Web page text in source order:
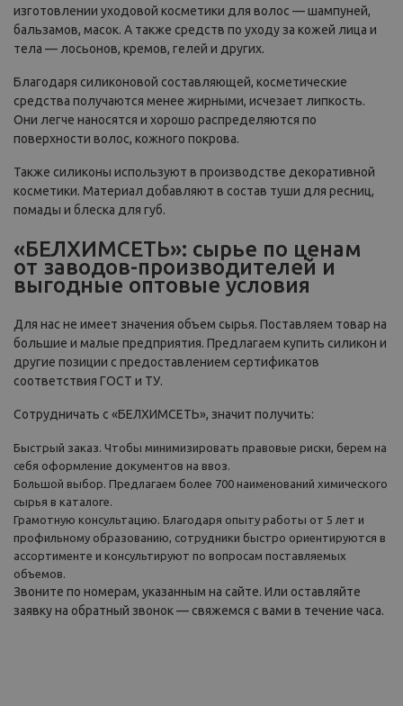
изготовлении уходовой косметики для волос — шампуней,
бальзамов, масок. А также средств по уходу за кожей лица и
тела — лосьонов, кремов, гелей и других.
Благодаря силиконовой составляющей, косметические
средства получаются менее жирными, исчезает липкость.
Они легче наносятся и хорошо распределяются по
поверхности волос, кожного покрова.
Также силиконы используют в производстве декоративной
косметики. Материал добавляют в состав туши для ресниц,
помады и блеска для губ.
«БЕЛХИМСЕТЬ»: сырье по ценам
от заводов-производителей и
выгодные оптовые условия
Для нас не имеет значения объем сырья. Поставляем товар на
большие и малые предприятия. Предлагаем купить силикон и
другие позиции с предоставлением сертификатов
соответствия ГОСТ и ТУ.
Сотрудничать с «БЕЛХИМСЕТЬ», значит получить:
Быстрый заказ. Чтобы минимизировать правовые риски, берем на
себя оформление документов на ввоз.
Большой выбор. Предлагаем более 700 наименований химического
сырья в каталоге.
Грамотную консультацию. Благодаря опыту работы от 5 лет и
профильному образованию, сотрудники быстро ориентируются в
ассортименте и консультируют по вопросам поставляемых
объемов.
Звоните по номерам, указанным на сайте. Или оставляйте
заявку на обратный звонок — свяжемся с вами в течение часа.